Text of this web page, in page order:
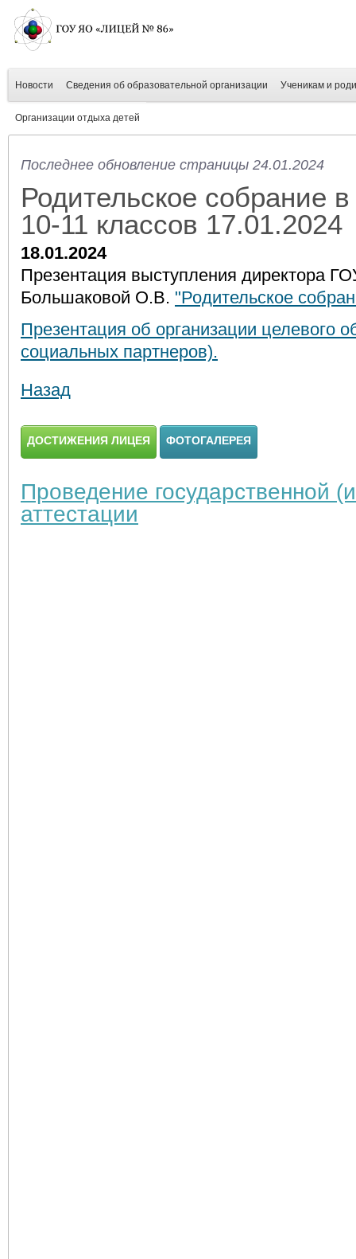
Новости Сведения об образовательной организации Ученикам и
Организации отдыха детей
Последнее обновление страницы 24.01.2024
Родительское собрание
10-11 классов 17.01.2024
18.01.2024
Презентация выступления директора
Большаковой О.В. "Родительское
Презентация об организации целевого
социальных партнеров).
Назад
ДОСТИЖЕНИЯ ЛИЦЕЯ ФОТОГАЛЕРЕЯ
Проведение государственной
аттестации